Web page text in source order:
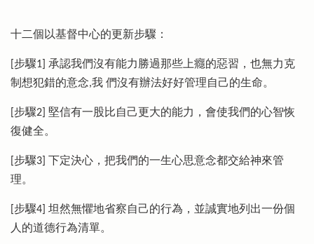
十二個以基督中心的更新步驟：
[步驟1] 承認我們沒有能力勝過那些上癮的惡習，也無力克
制想犯錯的意念,我 們沒有辦法好好管理自己的生命。
[步驟2] 堅信有一股比自己更大的能力，會使我們的心智恢
復健全。
[步驟3] 下定決心，把我們的一生心思意念都交給神來管
理。
[步驟4] 坦然無懼地省察自己的行為，並誠實地列出一份個
人的道德行為清單。